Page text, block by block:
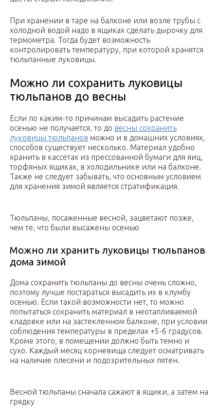
При хранении в таре на балконе или возле трубы с
холодной водой надо в ящиках сделать дырочку для
термометра. Тогда будет возможность
контролировать температуру, при которой хранятся
тюльпанные луковицы.
Можно ли сохранить луковицы
тюльпанов до весны
Если по каким-то причинам высадить растение
осенью не получается, то до весны сохранить
луковицы тюльпанов можно и в домашних условиях,
способов существует несколько. Материал удобно
хранить в кассетах из прессованной бумаги для яиц,
торфяных ящиках, в холодильнике или на балконе.
Также не следует забывать, что основным условием
для хранения зимой является стратификация.
Тюльпаны, посаженные весной, зацветают позже,
чем те, что были высажены осенью
Можно ли хранить луковицы тюльпанов
дома зимой
Дома сохранить тюльпаны до весны очень сложно,
поэтому лучше постараться высадить их в клумбу
осенью. Если такой возможности нет, то можно
попытаться сохранить материал в неотапливаемой
кладовке или на застекленном балконе, при условии
соблюдения температуры в пределах +5-6 градусов.
Кроме этого, в помещении должно быть темно и
сухо. Каждый месяц корневища следует осматривать
на наличие плесени и подозрительных пятен.
Весной тюльпаны сначала сажают в ящики, а затем на
грядку